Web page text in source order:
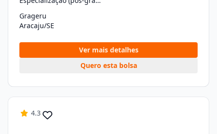
Grageru
Aracaju/SE
Ver mais detalhes
Quero esta bolsa
4.3